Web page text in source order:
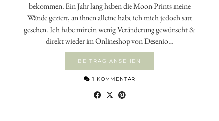
bekommen. Ein Jahr lang haben die Moon-Prints meine
Wände geziert, an ihnen alleine habe ich mich jedoch satt
gesehen. Ich habe mir ein wenig Veränderung gewünscht &
direkt wieder im Onlineshop von Desenio…
BEITRAG ANSEHEN
1 KOMMENTAR